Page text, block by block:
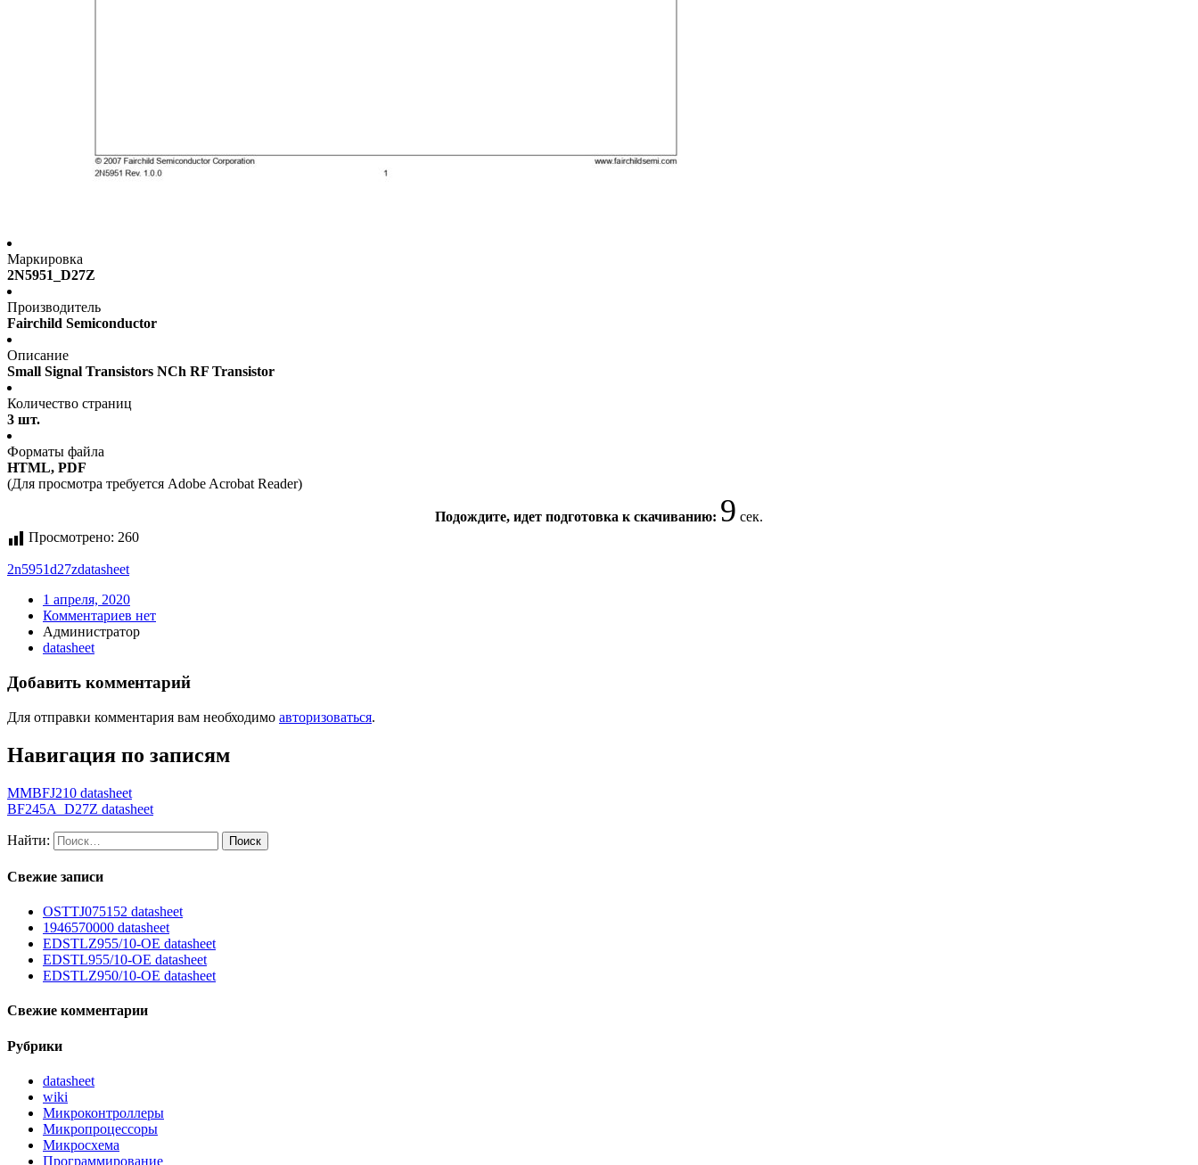
Маркировка
2N5951_D27Z
Производитель
Fairchild Semiconductor
Описание
Small Signal Transistors NCh RF Transistor
Количество страниц
3 шт.
Форматы файла
HTML, PDF
(Для просмотра требуется Adobe Acrobat Reader)
Подождите, идет подготовка к скачиванию: 9 сек.
Просмотрено: 260
2n5951d27zdatasheet
1 апреля, 2020
Комментариев нет
Администратор
datasheet
Добавить комментарий
Для отправки комментария вам необходимо авторизоваться.
Навигация по записям
MMBFJ210 datasheet
BF245A_D27Z datasheet
Найти:
Свежие записи
OSTTJ075152 datasheet
1946570000 datasheet
EDSTLZ955/10-OE datasheet
EDSTL955/10-OE datasheet
EDSTLZ950/10-OE datasheet
Свежие комментарии
Рубрики
datasheet
wiki
Микроконтроллеры
Микропроцессоры
Микросхема
Программирование